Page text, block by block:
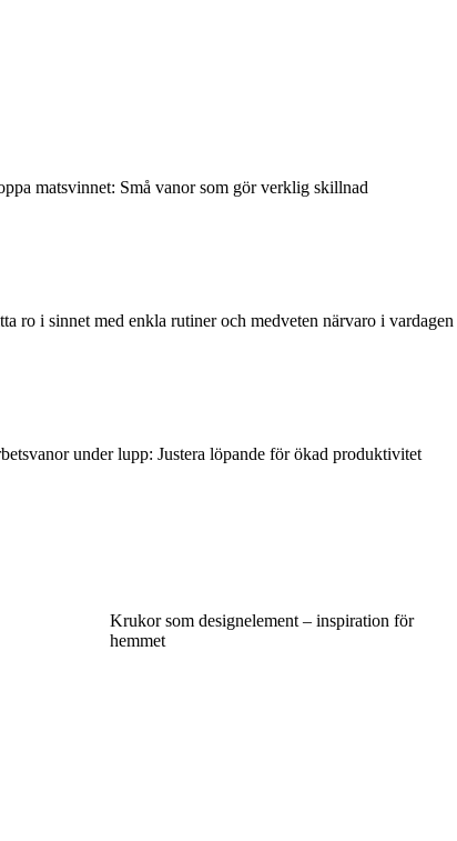
matsvinnet: Små vanor som gör verklig skillnad
ro i sinnet med enkla rutiner och medveten närvaro i vardagen
under lupp: Justera löpande för ökad produktivitet
Krukor som designelement – inspiration för
hemmet